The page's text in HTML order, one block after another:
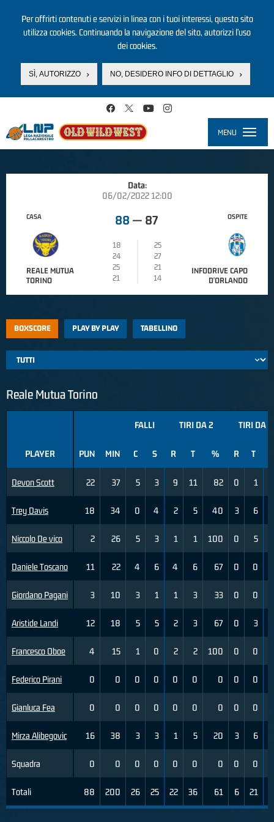
Per offrirti contenuti e servizi in linea con i tuoi interessi, questo sito
utilizza cookies. Continuando la navigazione del sito, autorizzi l’uso
dei cookies.
SÌ, AUTORIZZO NO, DESIDERO INFO DI DETTAGLIO
MENU
Data:
06/02/2022 12:00
CASA
REALE MUTUA
TORINO
88 — 87
18
25
24
27
25
21
21
14
OSPITE
INFODRIVE CAPO
D'ORLANDO
BOXSCORE PLAY BY PLAY TABELLINO
Reale Mutua Torino
PLAYER
Devon Scott
Trey Davis
Niccolo De vico
Daniele Toscano
Giordano Pagani
Aristide Landi
Francesco Oboe
Federico Pirani
Gianluca Fea
Mirza Alibegovic
Squadra
Totali
FALLI TIRI DA 2 TIRI DA 3
PUN MIN C S R T % R T
22 37 5 3 9 11 82 0 1
18 34 0 4 2 5 40 3 6
2 26 5 3 1 1 100 0 5
11 22 4 6 4 6 67 0 0
3 10 3 1 1 3 33 0 0
12 18 5 5 2 3 67 0 3
4 15 1 0 2 2 100 0 0
0 0 0 0 0 0 0 0 0
0 0 0 0 0 0 0 0 0
16 38 3 3 1 5 20 3 6
0 0 0 0 0 0 0 0 0
88 200 26 25 22 36 61 6 21